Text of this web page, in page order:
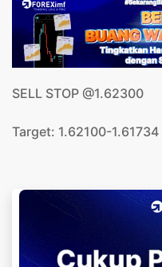
SELL STOP @1.62300
Target: 1.62100-1.61734